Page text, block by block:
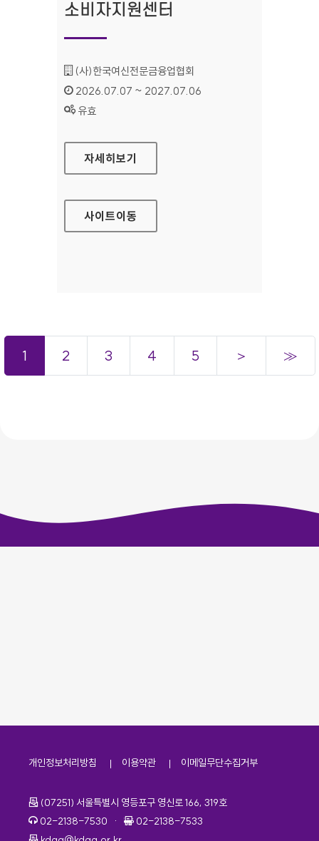
소비자지원센터
기관명 :
(사)한국여신전문금융업협회
인증기간 :
2026.07.07 ~ 2027.07.06
상태 :
유효
여신금융협회 소비자지원센터
자세히보기
사이트이동
1 2 3 4 5 ＞ ≫
개인정보처리방침 이용약관 이메일무단수집거부
주소
(07251) 서울특별시 영등포구 영신로 166, 319호
전화번호
02-2138-7530 · 팩스번호
02-2138-7533